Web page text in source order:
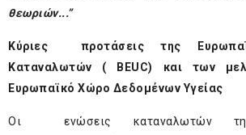
θεωριών...”
Κύριες προτάσεις της
Καταναλωτών (
BEUC) και των
Ευρωπαϊκό Χώρο Δεδομένων Υγείας
Οι ενώσεις καταναλωτών